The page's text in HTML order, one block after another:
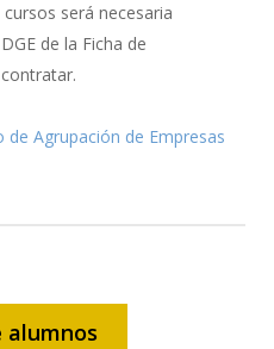
será necesaria
de la Ficha de
de Agrupación de Empresas
alumnos